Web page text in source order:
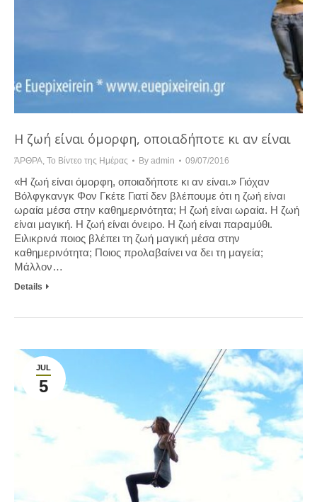
Η ζωή είναι όμορφη, οποιαδήποτε κι αν είναι
ΆΡΘΡΑ, Το Βίντεο της Ημέρας By admin 09/07/2016
«Η ζωή είναι όμορφη, οποιαδήποτε κι αν είναι.» Γιόχαν
Βόλφγκανγκ Φον Γκέτε Γιατί δεν βλέπουμε ότι η ζωή είναι
ωραία μέσα στην καθημερινότητα; Η ζωή είναι ωραία. Η ζωή
είναι μαγική. Η ζωή είναι όνειρο. Η ζωή είναι παραμύθι.
Ειλικρινά ποιος βλέπει τη ζωή μαγική μέσα στην
καθημερινότητα; Ποιος προλαβαίνει να δει τη μαγεία;
Μάλλον…
Details
JUL
5